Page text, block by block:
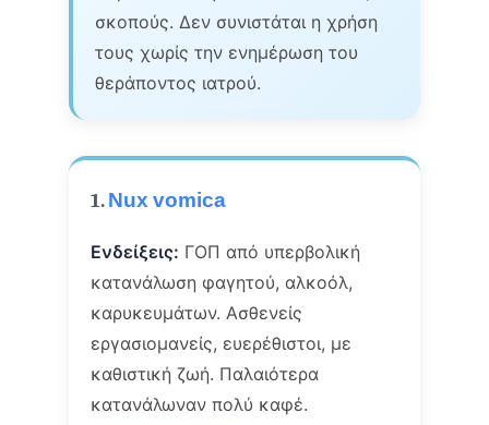
σκοπούς. Δεν συνιστάται η χρήση
τους χωρίς την ενημέρωση του
θεράποντος ιατρού.
1.Nux vomica
Ενδείξεις: ΓΟΠ από υπερβολική
κατανάλωση φαγητού, αλκοόλ,
καρυκευμάτων. Ασθενείς
εργασιομανείς, ευερέθιστοι, με
καθιστική ζωή. Παλαιότερα
κατανάλωναν πολύ καφέ.